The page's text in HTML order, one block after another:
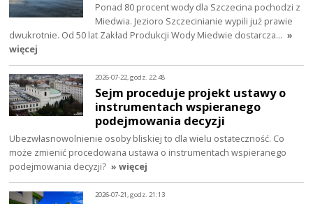
Ponad 80 procent wody dla Szczecina pochodzi z
Miedwia. Jezioro Szczecinianie wypili już prawie
dwukrotnie. Od 50 lat Zakład Produkcji Wody Miedwie dostarcza… »
więcej
2026-07-22, godz. 22:48
Sejm proceduje projekt ustawy o
instrumentach wspieranego
podejmowania decyzji
Ubezwłasnowolnienie osoby bliskiej to dla wielu ostateczność. Co
może zmienić procedowana ustawa o instrumentach wspieranego
podejmowania decyzji? » więcej
2026-07-21, godz. 21:13